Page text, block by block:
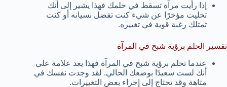
إذا رأيت مرآة تسقط في حلمك فهذا يشير إلى أنك
تخليت مؤخرًا عن شيء كنت تفضل نسيانه أو كنت
تمتلك رغبة قوية في تغييره.
تفسير الحلم برؤية شبح في المرآة
عندما تحلم برؤية شبح في المرآة فهذا يعد علامة على
أنك لست سعيدًا بوضعك الحالي. لقد وجدت نفسك في
متاهة وقد تحتاج إلى إجراء بعض التغييرات.